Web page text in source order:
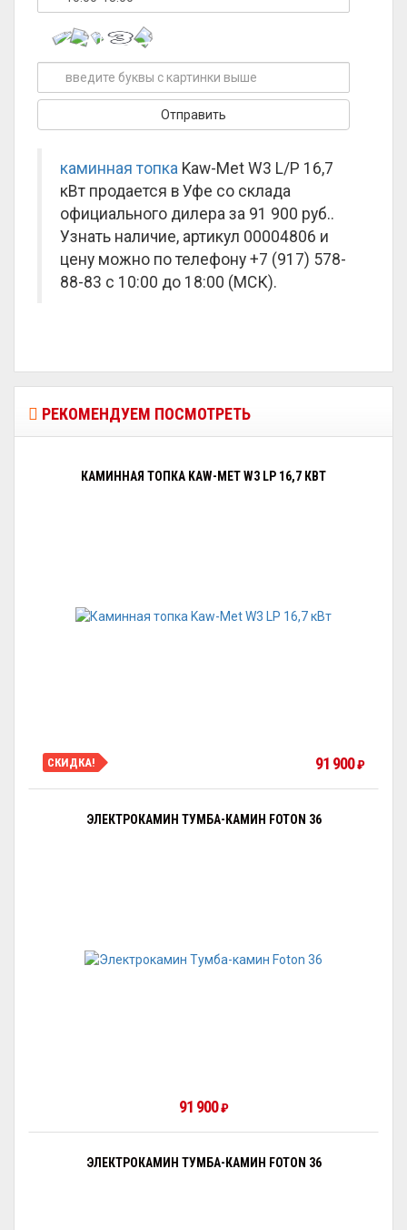
каминная топка Kaw-Met W3 L/P 16,7
кВт продается в Уфе со склада
официального дилера за 91 900 руб..
Узнать наличие, артикул 00004806 и
цену можно по телефону +7 (917) 578-
88-83 с 10:00 до 18:00 (МСК).
РЕКОМЕНДУЕМ ПОСМОТРЕТЬ
КАМИННАЯ ТОПКА KAW-MET W3 LP 16,7 КВТ
СКИДКА! 91 900₽
ЭЛЕКТРОКАМИН ТУМБА-КАМИН FOTON 36
91 900₽
ЭЛЕКТРОКАМИН ТУМБА-КАМИН FOTON 36